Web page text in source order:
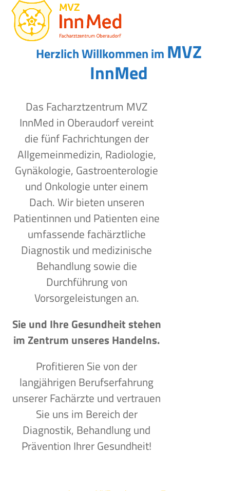
Skip
content
Open
mobile
menu
Close
mobile
menu
Herzlich Willkommen im MVZ
InnMed
Das Facharztzentrum MVZ
InnMed in Oberaudorf vereint
die fünf Fachrichtungen der
Allgemeinmedizin, Radiologie,
Gynäkologie, Gastroenterologie
und Onkologie unter einem
Dach. Wir bieten unseren
Patientinnen und Patienten eine
umfassende fachärztliche
Diagnostik und medizinische
Behandlung sowie die
Durchführung von
Vorsorgeleistungen an.
Sie und Ihre Gesundheit stehen
im Zentrum unseres Handelns.
Profitieren Sie von der
langjährigen Berufserfahrung
unserer Fachärzte und vertrauen
Sie uns im Bereich der
Diagnostik, Behandlung und
Prävention Ihrer Gesundheit!